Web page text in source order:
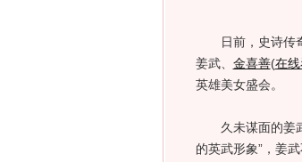
日前，史诗传奇
姜武、 金喜善(在
英雄美女盛会。
久未谋面的姜武
的英武形象”，姜